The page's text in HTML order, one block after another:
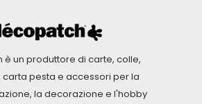
è un produttore di carte, colle,
carta pesta e accessori per la
la decorazione e l'hobby